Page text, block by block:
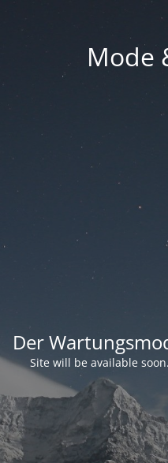
Mode
Der
Site will be available